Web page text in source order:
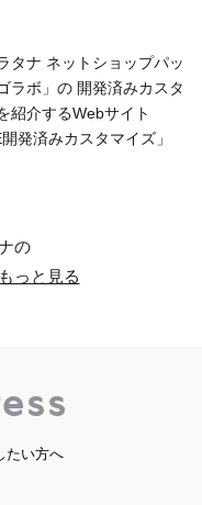
タナ ネットショップパッ
ラボ」の 開発済みカスタ
紹介するWebサイト
開発済みカスタマイズ」
の
もっと見る
たい方へ